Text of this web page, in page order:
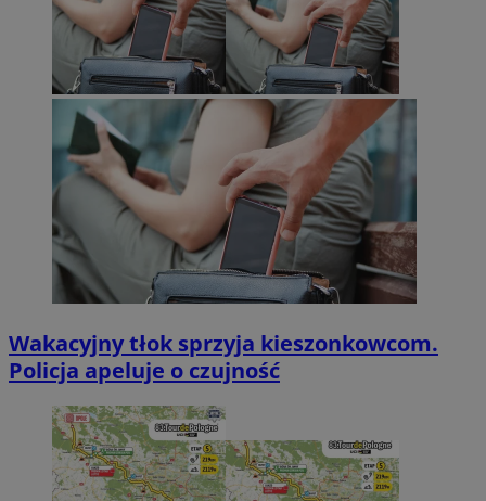
Wakacyjny tłok sprzyja kieszonkowcom.
Policja apeluje o czujność